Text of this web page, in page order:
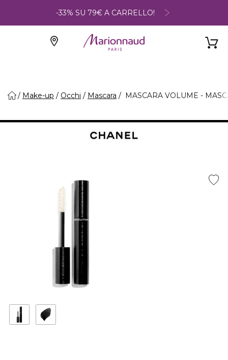
-33% SU 79€ A CARRELLO!
Make-up Occhi Mascara MASCARA VOLUME -